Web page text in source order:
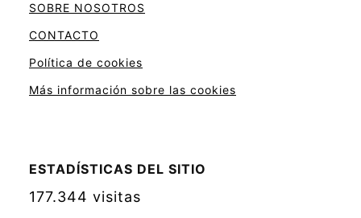
SOBRE NOSOTROS
CONTACTO
Política de cookies
Más información sobre las cookies
ESTADÍSTICAS DEL SITIO
177.344 visitas